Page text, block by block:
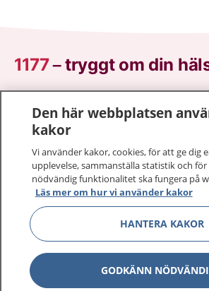
1177–tryggt om din
sjukdomar och vilka mottagningar
Logga in för att läsa din journal och
vårdärenden. Ring telefonnummer
sjukvårdsrådgivning dygnet runt.
1177 ger dig råd när du vill må
1177 på flera språk
Den här webbplatsen
kakor
Vi använder kakor, cookies, för att ge dig
upplevelse, sammanställa statistik och
nödvändig funktionalitet ska fungera på
Läs mer om hur vi använder kakor
HANTERA KAKOR
GODKÄNN